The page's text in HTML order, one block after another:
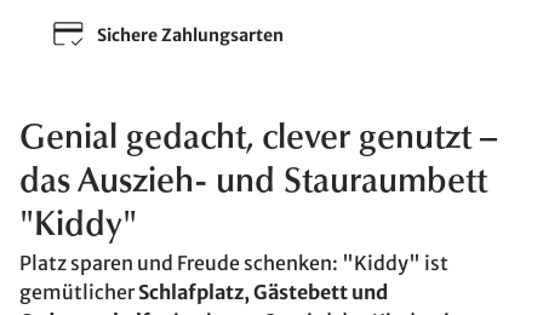
Sichere Zahlungsarten
Genial gedacht, clever genutzt –
das Auszieh- und Stauraumbett
"Kiddy"
Platz sparen und Freude schenken: "Kiddy" ist
gemütlicherSchlafplatz, Gästebett und